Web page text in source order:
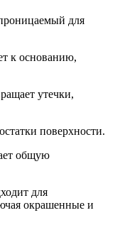
для
к основанию,
утечки,
поверхности.
общую
для
окрашенные и